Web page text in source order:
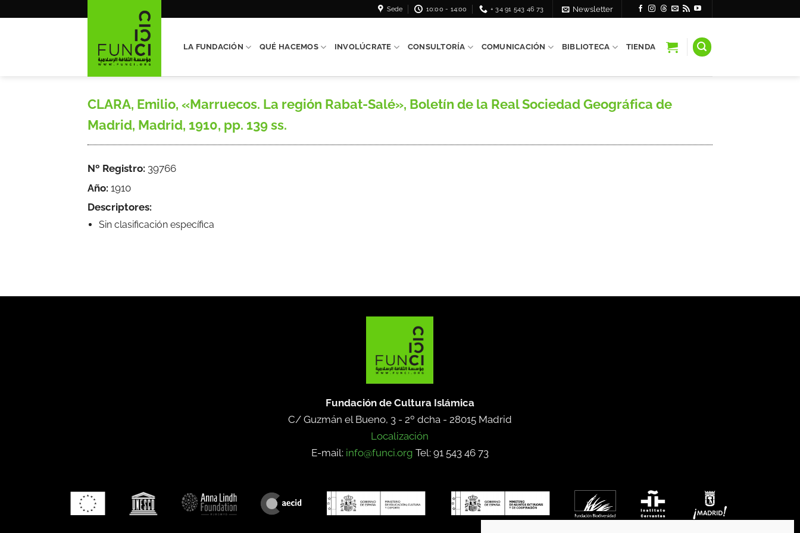
Sede 10:00 - 14:00 + 34 91 543 46 73 Newsletter
LA FUNDACIÓN QUÉ HACEMOS INVOLÚCRATE CONSULTORÍA COMUNICACIÓN BIBLIOTECA TIENDA
CLARA, Emilio, «Marruecos. La región Rabat-Salé», Boletín de la Real Sociedad Geográfica de
Madrid, Madrid, 1910, pp. 139 ss.
Nº Registro: 39766
Año: 1910
Descriptores:
Sin clasificación específica
Fundación de Cultura Islámica
C/ Guzmán el Bueno, 3 - 2º dcha - 28015 Madrid
Localización
E-mail: info@funci.org Tel: 91 543 46 73